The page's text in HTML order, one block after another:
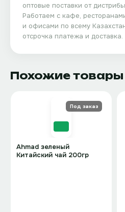
оптовые поставки от
Работаем с кафе,
и офисами по всему
отсрочка платежа и доставка.
Похожие товары
Под заказ
Ahmad зеленый
Китайский чай 200гр